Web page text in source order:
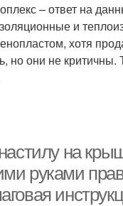
– ответ на
и
хотя
но они не
на
руками